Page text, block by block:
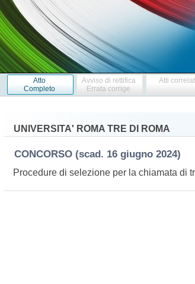
Atto
Completo
Avviso di rettifica
Errata corrige
Atti
UNIVERSITA' ROMA TRE DI ROMA
CONCORSO (scad. 16 giugno 2024)
Procedure di selezione per la chiamata di